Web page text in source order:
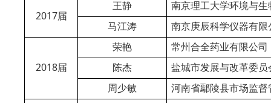
2017届
王静 南京理工大学环境与生
马江涛
南京庚辰科学仪器有限
2018届
荣艳
常州合全药业有限公司
陈杰
盐城市发展与改革委员
周少敏
河南省鄢陵县市场监督